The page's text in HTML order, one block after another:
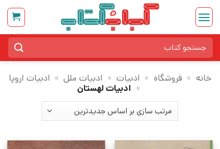
Skip
content
برای:
خانه » فروشگاه » ادبیات » ادبیات ملل » ادبیات اروپا
» ادبیات لهستان